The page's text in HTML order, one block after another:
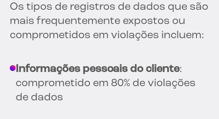
Os tipos de registros de dados que são
mais frequentemente expostos ou
comprometidos em violações incluem:
Informações pessoais do cliente:
comprometido em 80% de violações
de dados